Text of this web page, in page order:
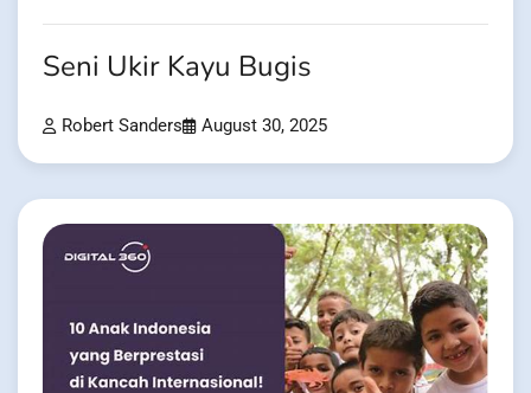
Seni Ukir Kayu Bugis
Robert Sanders August 30, 2025